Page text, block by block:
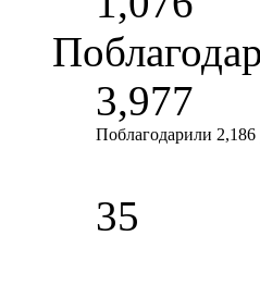
3,977
Поблагодарили 2,186
35